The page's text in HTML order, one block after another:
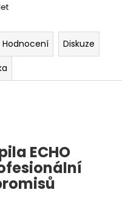
Hodnocení
Diskuze
ECHO